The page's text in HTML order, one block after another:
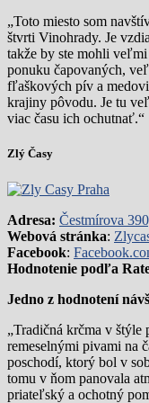
„Toto miesto som
štvrti Vinohrady. Je
takže by ste mohli
ponuku čapovaných,
fľaškových pív a
krajiny pôvodu. Je tu
viac času ich ochutnať.“
Zlý Časy
Adresa: Čestmírova
Webová stránka:
Facebook:
Hodnotenie podľa
Jedno z hodnotení
„Tradičná krčma v
remeselnými pivami na
poschodí, ktorý bol v
tomu v ňom panovala
priateľský a ochotný